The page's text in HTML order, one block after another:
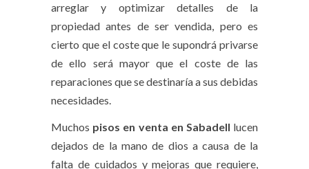
arreglar y optimizar detalles de la
propiedad antes de ser vendida, pero es
cierto que el coste que le supondrá privarse
de ello será mayor que el coste de las
reparaciones que se destinaría a sus debidas
necesidades.
Muchos pisos en venta en Sabadell lucen
dejados de la mano de dios a causa de la
falta de cuidados y mejoras que requiere,